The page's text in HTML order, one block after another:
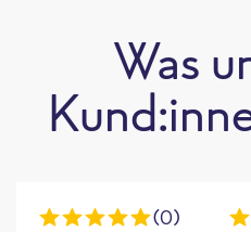
Was
(0)